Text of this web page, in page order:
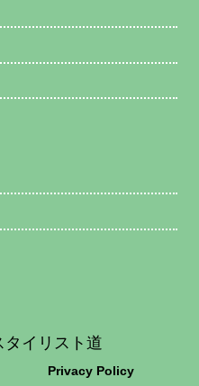
タイリスト道
Privacy Policy